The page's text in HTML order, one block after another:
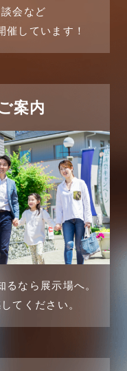
会など
しています！
案内
なら展示場へ。
てください。